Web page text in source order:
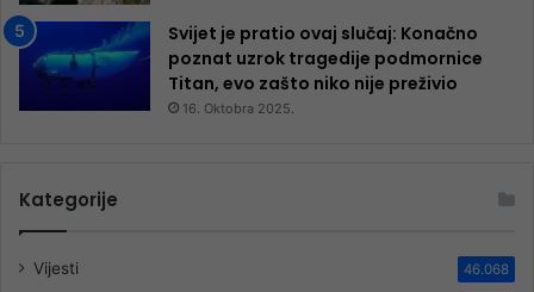
Svijet je pratio ovaj slučaj: Konačno
poznat uzrok tragedije podmornice
Titan, evo zašto niko nije preživio
16. Oktobra 2025.
Kategorije
Vijesti 46.068